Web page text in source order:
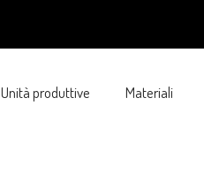
Unità produttive Materiali